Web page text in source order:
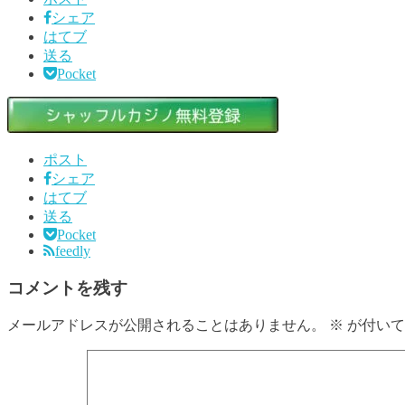
シェア
はてブ
送る
Pocket
ポスト
シェア
はてブ
送る
Pocket
feedly
コメントを残す
メールアドレスが公開されることはありません。 ※ が付い